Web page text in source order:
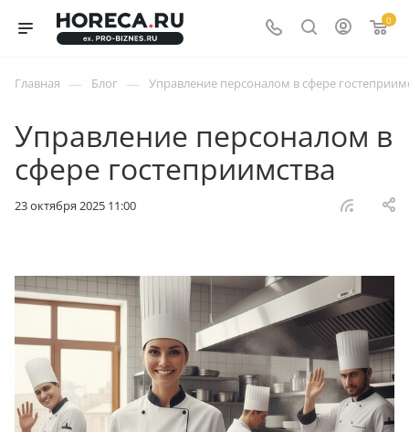
0
Главная — Блог — Управление персоналом в сфере
Управление персоналом в
сфере гостеприимства
23 октября 2025 11:00